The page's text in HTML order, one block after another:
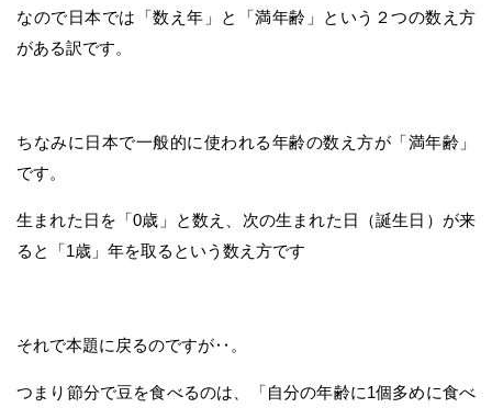
なので日本では「数え年」と「満年齢」という２つの数え方
がある訳です。
ちなみに日本で一般的に使われる年齢の数え方が「満年齢」
です。
生まれた日を「0歳」と数え、次の生まれた日（誕生日）が来
ると「1歳」年を取るという数え方です
それで本題に戻るのですが‥。
つまり節分で豆を食べるのは、「自分の年齢に1個多めに食べ